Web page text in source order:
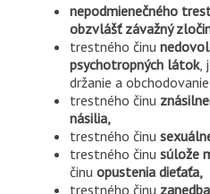
nepodmienečného
obzvlášť závažný
trestného činu
psychotropných látok,
držanie a obchodovanie
trestného činu
násilia,
trestného činu
trestného činu súlože
činu opustenia dieťaťa,
trestného činu